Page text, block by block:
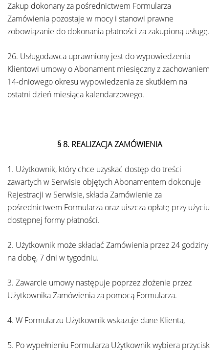
Zakup dokonany za pośrednictwem Formularza
Zamówienia pozostaje w mocy i stanowi prawne
zobowiązanie do dokonania płatności za zakupioną usługę.
26. Usługodawca uprawniony jest do wypowiedzenia
Klientowi umowy o Abonament miesięczny z zachowaniem
14-dniowego okresu wypowiedzenia ze skutkiem na
ostatni dzień miesiąca kalendarzowego.
§ 8. REALIZACJA ZAMÓWIENIA
1. Użytkownik, który chce uzyskać dostęp do treści
zawartych w Serwisie objętych Abonamentem dokonuje
Rejestracji w Serwisie, składa Zamówienie za
pośrednictwem Formularza oraz uiszcza opłatę przy użyciu
dostępnej formy płatności.
2. Użytkownik może składać Zamówienia przez 24 godziny
na dobę, 7 dni w tygodniu.
3. Zawarcie umowy następuje poprzez złożenie przez
Użytkownika Zamówienia za pomocą Formularza.
4. W Formularzu Użytkownik wskazuje dane Klienta,
5. Po wypełnieniu Formularza Użytkownik wybiera przycisk